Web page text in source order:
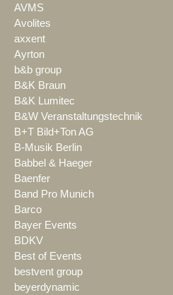
AVMS
Avolites
axxent
Ayrton
b&b group
B&K Braun
B&K Lumitec
B&W Veranstaltungstechnik
B+T Bild+Ton AG
B-Musik Berlin
Babbel & Haeger
Baenfer
Band Pro Munich
Barco
Bayer Events
BDKV
Best of Events
bestvent group
beyerdynamic